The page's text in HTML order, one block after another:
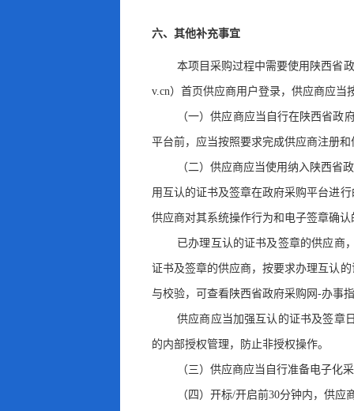
六、其他补充事宜
本项目采购过程中需要使用陕西省
v.cn）首页供应商用户登录，供应商应当
（一）供应商应当自行在陕西省政
平台前， 应当按照要求完成供应商注册
（二）供应商应当使用纳入陕西省
用互认的证书及签章在政府采购平台进
供应商对其系统操作行为和电子签章确
已办理互认的证书及签章的供应商
证书及签章的供应商，按要求办理互认
与校验， 可查看陕西省政府采购网-办事
供应商应当加强互认的证书及签章
的内部授权管理 ， 防止非授权操作。
（三）供应商应当自行准备电子化
（四）开标/开启前30分钟内 ， 供应